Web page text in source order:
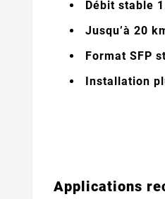
Débit stable
Jusqu’à 20
Format SFP
Installation
Applications